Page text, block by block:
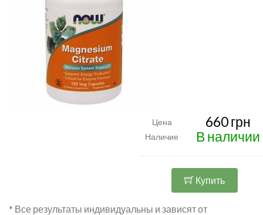
Цена 660 грн
Наличие В наличии
Купить
* Все результаты индивидуальны и зависят от